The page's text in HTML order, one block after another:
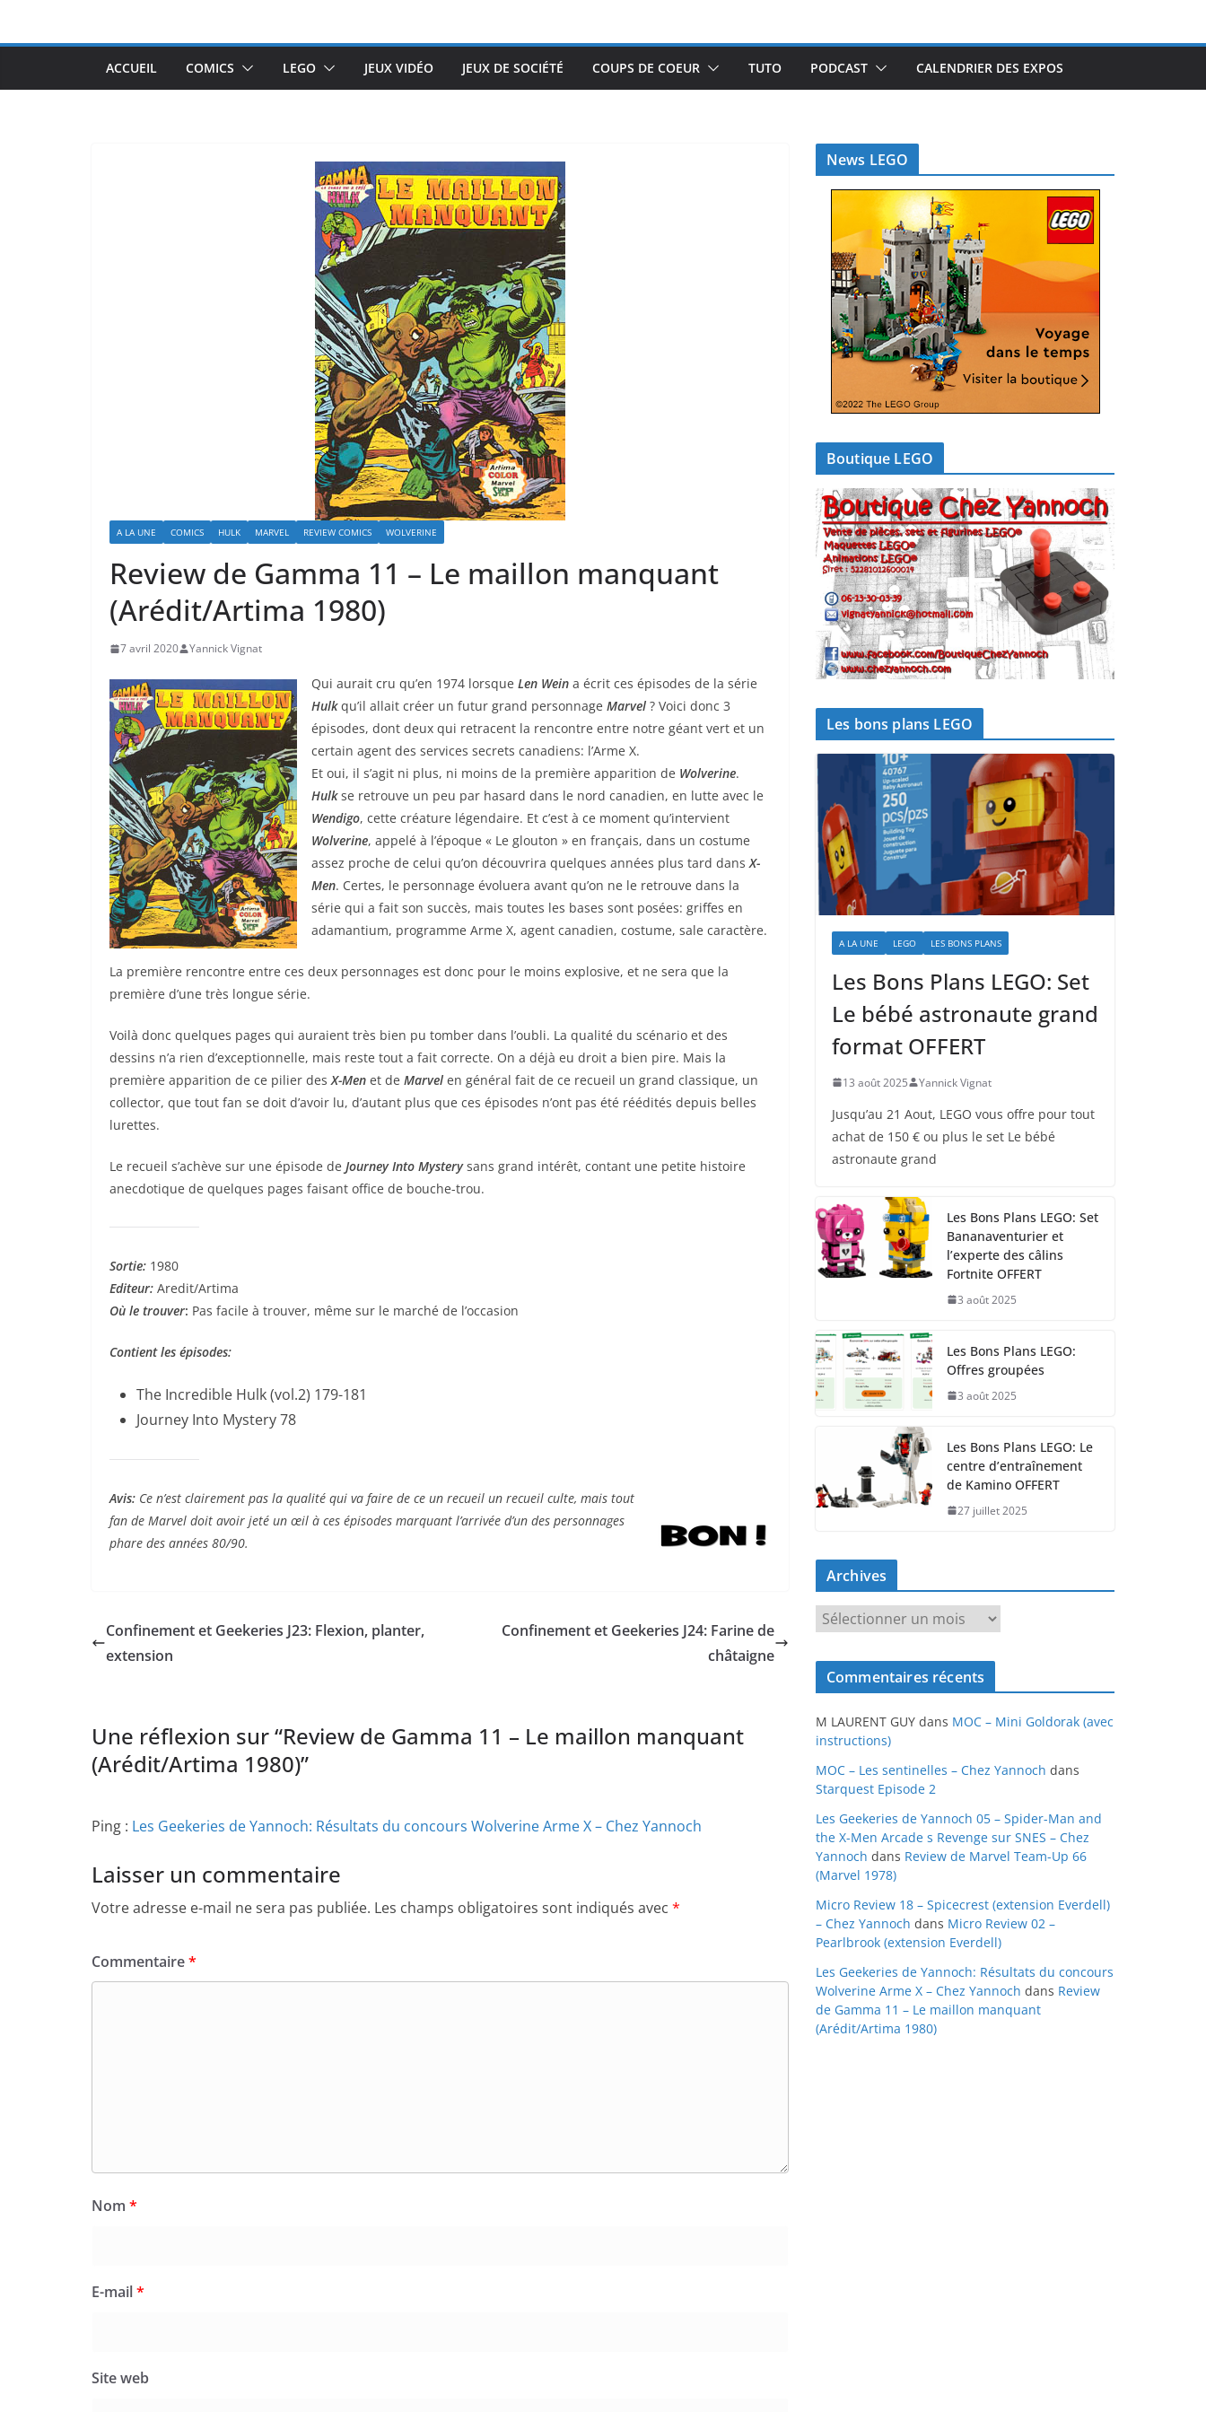
ACCUEIL COMICS LEGO JEUX VIDÉO JEUX DE SOCIÉTÉ COUPS DE COEUR TUTO PODCAST CALENDRIER DES EXPOS
A LA UNE COMICS HULK MARVEL REVIEW COMICS WOLVERINE
Review de Gamma 11 – Le maillon manquant
(Arédit/Artima 1980)
7 avril 2020 Yannick Vignat
Qui aurait cru qu’en 1974 lorsque Len Wein a écrit ces épisodes de la série
Hulkqu’il allait créer un futur grand personnage Marvel ? Voici donc 3
épisodes, dont deux qui retracent la rencontre entre notre géant vert et un
certain agent des services secrets canadiens: l’Arme X.
Et oui, il s’agit ni plus, ni moins de la première apparition de Wolverine.
Hulkse retrouve un peu par hasard dans le nord canadien, en lutte avec le
Wendigo, cette créature légendaire. Et c’est à ce moment qu’intervient
Wolverine, appelé à l’époque « Le glouton » en français, dans un costume
assez proche de celui qu’on découvrira quelques années plus tard dansX-
Men. Certes, le personnage évoluera avant qu’on ne le retrouve dans la
série qui a fait son succès, mais toutes les bases sont posées: griffes en
adamantium, programme Arme X, agent canadien, costume, sale caractère.
La première rencontre entre ces deux personnages est donc pour le moins explosive, et ne sera que la
première d’une très longue série.
Voilà donc quelques pages qui auraient très bien pu tomber dans l’oubli. La qualité du scénario et des
dessins n’a rien d’exceptionnelle, mais reste tout a fait correcte. On a déjà eu droit a bien pire. Mais la
première apparition de ce pilier desX-Men et de Marvel en général fait de ce recueil un grand classique, un
collector, que tout fan se doit d’avoir lu, d’autant plus que ces épisodes n’ont pas été réédités depuis belles
lurettes.
Le recueil s’achève sur une épisode de Journey Into Mysterysans grand intérêt, contant une petite histoire
anecdotique de quelques pages faisant office de bouche-trou.
Sortie: 1980
Editeur: Aredit/Artima
Où le trouver: Pas facile à trouver, même sur le marché de l’occasion
Contient les épisodes:
The Incredible Hulk (vol.2) 179-181
Journey Into Mystery 78
Avis: Ce n’est clairement pas la qualité qui va faire de ce un recueil un recueil culte, mais tout
fan de Marvel doit avoir jeté un œil à ces épisodes marquant l’arrivée d’un des personnages
phare des années 80/90.
Confinement et Geekeries J23: Flexion, planter,
extension
Confinement et Geekeries J24: Farine de
châtaigne
Une réflexion sur “Review de Gamma 11 – Le maillon manquant
(Arédit/Artima 1980)”
Ping : Les Geekeries de Yannoch: Résultats du concours Wolverine Arme X – Chez Yannoch
Laisser un commentaire
Votre adresse e-mail ne sera pas publiée. Les champs obligatoires sont indiqués avec *
Commentaire*
Nom *
E-mail*
Site web
News LEGO
Boutique LEGO
Les bons plans LEGO
A LA UNE LEGO LES BONS PLANS
Les Bons Plans LEGO: Set
Le bébé astronaute grand
format OFFERT
13 août 2025 Yannick Vignat
Jusqu’au 21 Aout, LEGO vous offre pour tout
achat de 150 € ou plus le set Le bébé
astronaute grand
Les Bons Plans LEGO: Set
Bananaventurier et
l’experte des câlins
Fortnite OFFERT
3 août 2025
Les Bons Plans LEGO:
Offres groupées
3 août 2025
Les Bons Plans LEGO: Le
centre d’entraînement
de Kamino OFFERT
27 juillet 2025
Archives
r
c
v
e
s
Commentaires récents
M LAURENT GUY dans MOC – Mini Goldorak (avec
instructions)
MOC – Les sentinelles – Chez Yannoch dans
Starquest Episode 2
Les Geekeries de Yannoch 05 – Spider-Man and
the X-Men Arcade s Revenge sur SNES – Chez
Yannoch dans Review de Marvel Team-Up 66
(Marvel 1978)
Micro Review 18 – Spicecrest (extension Everdell)
– Chez Yannoch dans Micro Review 02 –
Pearlbrook (extension Everdell)
Les Geekeries de Yannoch: Résultats du concours
Wolverine Arme X – Chez Yannoch dans Review
de Gamma 11 – Le maillon manquant
(Arédit/Artima 1980)